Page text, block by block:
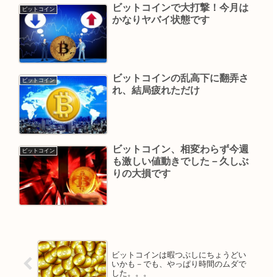
ビットコイン
ビットコインで大打撃！今月は
かなりヤバイ状態です
ビットコイン
ビットコインの乱高下に翻弄さ
れ、結局疲れただけ
ビットコイン
ビットコイン、相変わらず今週
も激しい値動きでした－久しぶ
りの大損です
ビットコインは暇つぶしにちょうどい
いかも－でも、やっぱり時間のムダで
した。。。